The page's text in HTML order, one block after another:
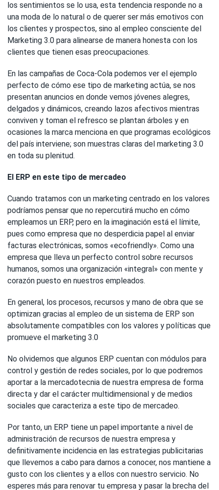
los sentimientos se lo usa, esta tendencia responde no a
una moda de lo natural o de querer ser más emotivos con
los clientes y prospectos, sino al empleo consciente del
Marketing 3.0 para alinearse de manera honesta con los
clientes que tienen esas preocupaciones.
En las campañas de Coca-Cola podemos ver el ejemplo
perfecto de cómo ese tipo de marketing actúa, se nos
presentan anuncios en donde vemos jóvenes alegres,
delgados y dinámicos, creando lazos afectivos mientras
conviven y toman el refresco se plantan árboles y en
ocasiones la marca menciona en que programas ecológicos
del país interviene; son muestras claras del marketing 3.0
en toda su plenitud.
El ERP en este tipo de mercadeo
Cuando tratamos con un marketing centrado en los valores
podríamos pensar que no repercutirá mucho en cómo
empleamos un ERP, pero en la imaginación está el límite,
pues como empresa que no desperdicia papel al enviar
facturas electrónicas, somos «ecofriendly». Como una
empresa que lleva un perfecto control sobre recursos
humanos, somos una organización «integral» con mente y
corazón puesto en nuestros empleados.
En general, los procesos, recursos y mano de obra que se
optimizan gracias al empleo de un sistema de ERP son
absolutamente compatibles con los valores y políticas que
promueve el marketing 3.0
No olvidemos que algunos ERP cuentan con módulos para
control y gestión de redes sociales, por lo que podremos
aportar a la mercadotecnia de nuestra empresa de forma
directa y dar el carácter multidimensional y de medios
sociales que caracteriza a este tipo de mercadeo.
Por tanto, un ERP tiene un papel importante a nivel de
administración de recursos de nuestra empresa y
definitivamente incidencia en las estrategias publicitarias
que llevemos a cabo para darnos a conocer, nos mantiene a
gusto con los clientes y a ellos con nuestro servicio. No
esperes más para renovar tu empresa y pasar la brecha del